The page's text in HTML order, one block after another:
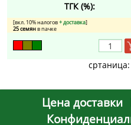
ТГК (%):
[вкл. 10% налогов+ доставка]
25 семянв пачке
сртаница:
Цена доставки